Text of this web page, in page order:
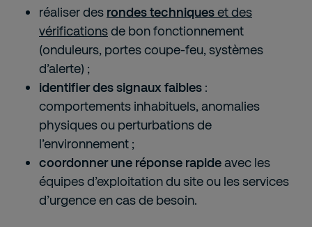
réaliser des rondes techniqueset des
vérificationsde bon fonctionnement
(onduleurs, portes coupe-feu, systèmes
d’alerte) ;
identifier des signaux faibles :
comportements inhabituels, anomalies
physiques ou perturbations de
l’environnement ;
coordonner une réponse rapide avec les
équipes d’exploitation du site ou les services
d’urgence en cas de besoin.